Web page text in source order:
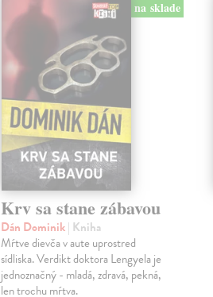
na sklade
Krv sa stane zábavou
Dán Dominik| Kniha
Mŕtve dievča v aute uprostred
sídliska. Verdikt doktora Lengyela je
jednoznačný - mladá, zdravá, pekná,
len trochu mŕtva.